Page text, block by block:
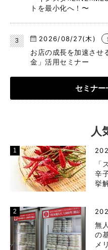
トを最小化へ！〜
2026/08/27(木)
お店の成長を加速させ
金」活用セミナー
セミナー
人
「
辛
挙
無
の
メ